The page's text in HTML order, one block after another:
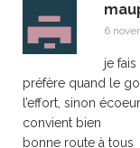
6
je
préfère quand le
l’effort, sinon
convient bien
bonne route à tous